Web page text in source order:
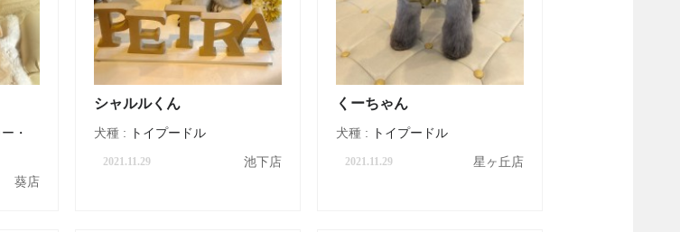
・
葵店
シャルルくん
犬種 : トイプードル
2021.11.29 池下店
くーちゃん
犬種 : トイプードル
2021.11.29 星ヶ丘店